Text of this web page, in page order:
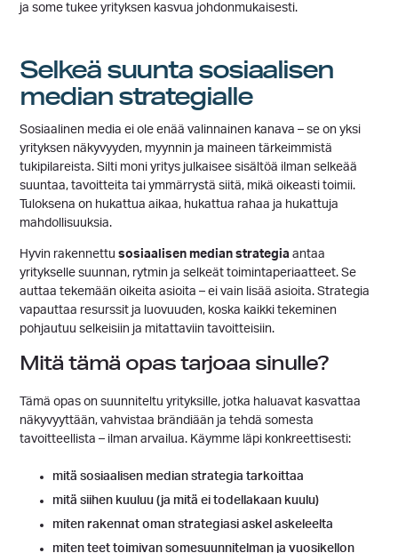
ja some tukee yrityksen kasvua johdonmukaisesti.
Selkeä suunta sosiaalisen
median strategialle
Sosiaalinen media ei ole enää valinnainen kanava – se on yksi
yrityksen näkyvyyden, myynnin ja maineen tärkeimmistä
tukipilareista. Silti moni yritys julkaisee sisältöä ilman selkeää
suuntaa, tavoitteita tai ymmärrystä siitä, mikä oikeasti toimii.
Tuloksena on hukattua aikaa, hukattua rahaa ja hukattuja
mahdollisuuksia.
Hyvin rakennettusosiaalisen median strategia antaa
yritykselle suunnan, rytmin ja selkeät toimintaperiaatteet. Se
auttaa tekemään oikeita asioita – ei vain lisää asioita. Strategia
vapauttaa resurssit ja luovuuden, koska kaikki tekeminen
pohjautuu selkeisiin ja mitattaviin tavoitteisiin.
Mitä tämä opas tarjoaa sinulle?
Tämä opas on suunniteltu yrityksille, jotka haluavat kasvattaa
näkyvyyttään, vahvistaa brändiään ja tehdä somesta
tavoitteellista – ilman arvailua. Käymme läpi konkreettisesti:
mitä sosiaalisen median strategia tarkoittaa
mitä siihen kuuluu (ja mitä ei todellakaan kuulu)
miten rakennat oman strategiasi askel askeleelta
miten teet toimivan somesuunnitelman ja vuosikellon